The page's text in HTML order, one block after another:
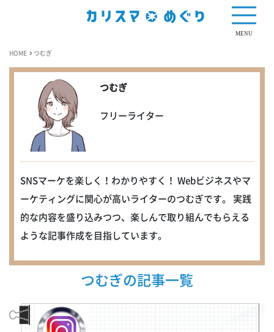
MENU
HOME つむぎ
つむぎ
フリーライター
SNSマーケを楽しく！わかりやすく！ Webビジネスやマ
ーケティングに関心が高いライターのつむぎです。 実践
的な内容を盛り込みつつ、楽しんで取り組んでもらえる
ような記事作成を目指しています。
つむぎの記事一覧